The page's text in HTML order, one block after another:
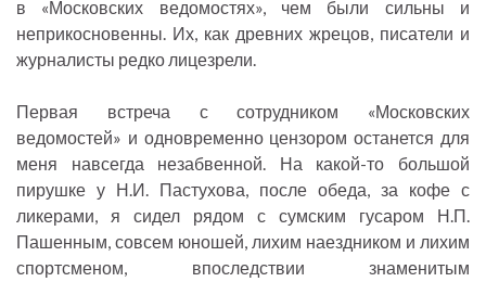
в «Московских ведомостях», чем были сильны и
неприкосновенны. Их, как древних жрецов, писатели и
журналисты редко лицезрели.
Первая встреча с сотрудником «Московских
ведомостей» и одновременно цензором останется для
меня навсегда незабвенной. На какой-то большой
пирушке у Н.И. Пастухова, после обеда, за кофе с
ликерами, я сидел рядом с сумским гусаром Н.П.
Пашенным, совсем юношей, лихим наездником и лихим
спортсменом, впоследствии знаменитым